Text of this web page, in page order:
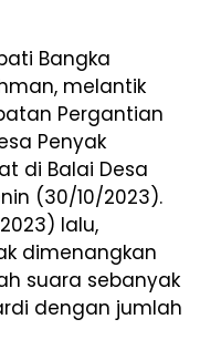
Bangka
melantik
Pergantian
Penyak
di Balai Desa
(30/10/2023).
lalu,
dimenangkan
suara sebanyak
dengan jumlah